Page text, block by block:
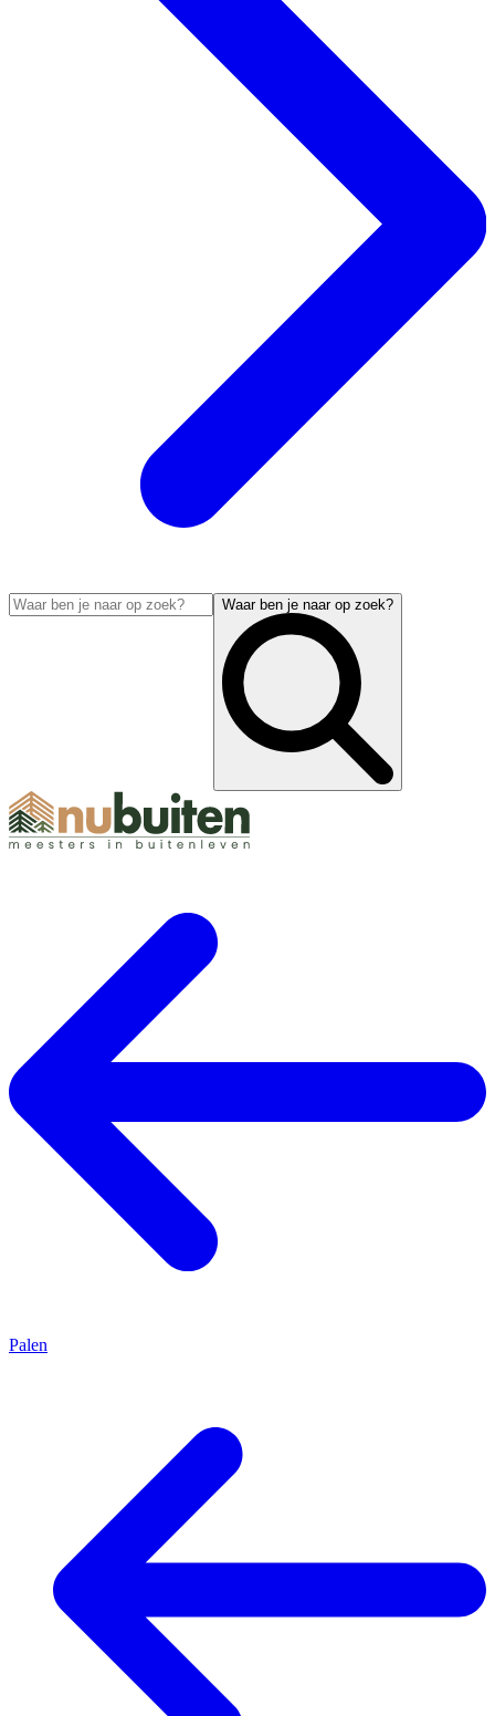
Waar ben je naar op zoek?
Palen